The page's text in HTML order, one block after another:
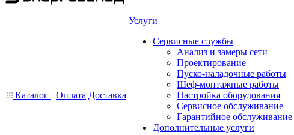
Каталог Оплата Доставка
Услуги
Сервисные службы
Анализ и замеры сети
Проектирование
Пуско-наладочные работы
Шеф-монтажные работы
Настройка оборудования
Сервисное обслуживание
Гарантийное обслуживание
Дополнительные услуги